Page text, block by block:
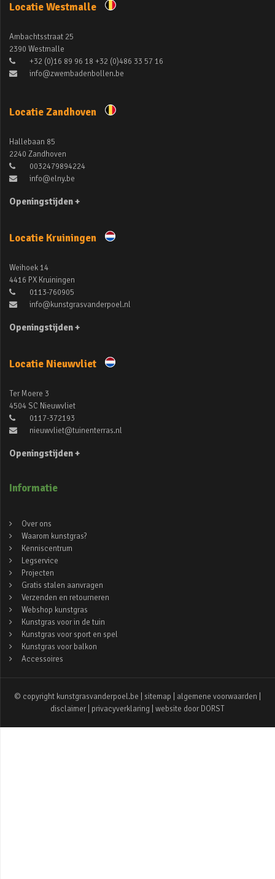
Locatie Westmalle
Ambachtsstraat 25
2390 Westmalle
+32 (0)16 89 96 18 +32 (0)486 33 57 16
info@zwembadenbollen.be
Locatie Zandhoven
Hallebaan 85
2240 Zandhoven
0032479894224
info@elny.be
Openingstijden +
Locatie Kruiningen
Weihoek 14
4416 PX Kruiningen
0113-760905
info@kunstgrasvanderpoel.nl
Openingstijden +
Locatie Nieuwvliet
Ter Moere 3
4504 SC Nieuwvliet
0117-372193
nieuwvliet@tuinenterras.nl
Openingstijden +
Informatie
Over ons
Waarom kunstgras?
Kenniscentrum
Legservice
Projecten
Gratis stalen aanvragen
Verzenden en retourneren
Webshop kunstgras
Kunstgras voor in de tuin
Kunstgras voor sport en spel
Kunstgras voor balkon
Accessoires
© copyright kunstgrasvanderpoel.be | sitemap algemene voorwaarden
disclaimer
privacyverklaring | website door DORST